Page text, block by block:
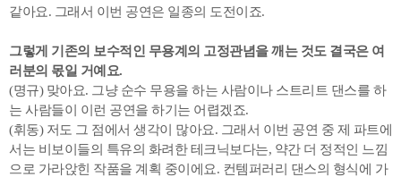
같아요. 그래서 이번 공연은 일종의 도전이죠.
그렇게 기존의 보수적인 무용계의 고정관념을 깨는 것도 결국은 여
러분의 몫일 거예요.
(명규) 맞아요. 그냥 순수 무용을 하는 사람이나 스트리트 댄스를 하
는 사람들이 이런 공연을 하기는 어렵겠죠.
(휘동) 저도 그 점에서 생각이 많아요. 그래서 이번 공연 중 제 파트에
서는 비보이들의 특유의 화려한 테크닉보다는, 약간 더 정적인 느낌
으로 가라앉힌 작품을 계획 중이에요. 컨템퍼러리 댄스의 형식에 가